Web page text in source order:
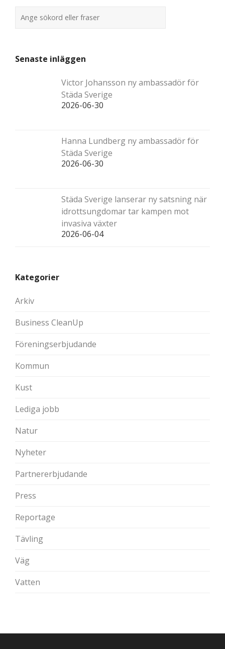
Senaste inläggen
Victor Johansson ny ambassadör för
Städa Sverige
2026-06-30
Hanna Lundberg ny ambassadör för
Städa Sverige
2026-06-30
Städa Sverige lanserar ny satsning när
idrottsungdomar tar kampen mot
invasiva växter
2026-06-04
Kategorier
Arkiv
Business CleanUp
Föreningserbjudande
Kommun
Kust
Lediga jobb
Natur
Nyheter
Partnererbjudande
Press
Reportage
Tävling
Väg
Vatten